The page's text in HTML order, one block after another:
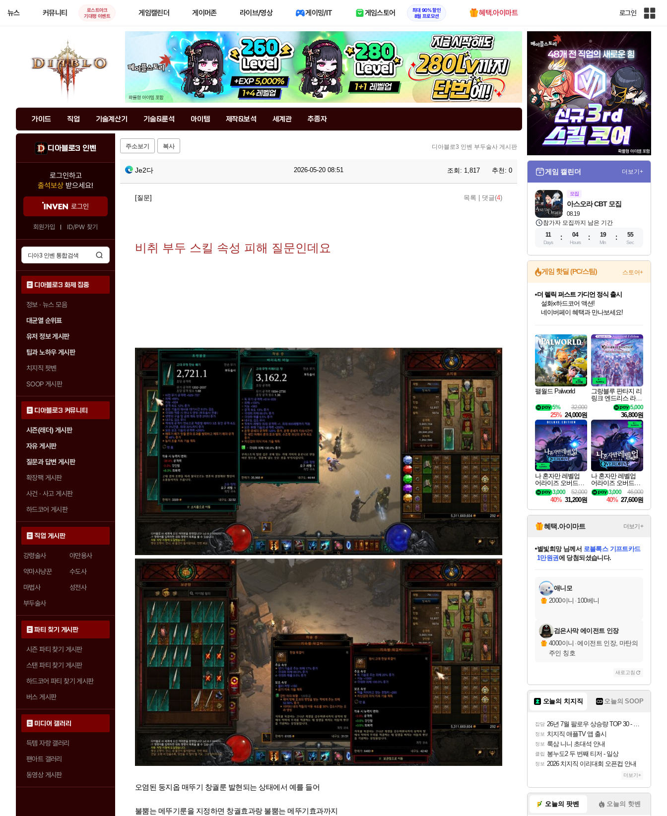
뉴스 커뮤니티
로스트아크
기대평 이벤트
게임캘린더 게이머존 라이브/영상 게이밍/IT 게임스토어
최대 90% 할인
8월 프로모션
혜택.아이마트 로그인
인
가이드 직업 기술계산기 기술&룬석 아이템 제작&보석 세계관 추종자
디아블로3 인벤
로그인하고
출석보상 받으세요!
로그인
회원가입 ID/PW 찾기
디아블로3 화제 집중
정보 · 뉴스 모음
대균열 순위표
유저 정보 게시판
팁과 노하우 게시판
치지직 팟벤
SOOP 게시판
디아블로3 커뮤니티
시즌(래더) 게시판
자유 게시판
질문과 답변 게시판
확장팩 게시판
사건 · 사고 게시판
하드코어 게시판
직업 게시판
강령술사
야만용사
악마사냥꾼
수도사
마법사
성전사
부두술사
파티 찾기 게시판
시즌 파티 찾기 게시판
스탠 파티 찾기 게시판
하드코어 파티 찾기 게시판
버스 게시판
미디어 갤러리
득템 자랑 갤러리
팬아트 갤러리
동영상 게시판
주소보기 복사 디아블로3 인벤 부두술사 게시판
Je2다 2026-05-20 08:51 조회: 1,817 추천: 0
[질문] 목록 댓글(4)
비취 부두 스킬 속성 피해 질문인데요
오염된 둥지옵 매뚜기 창궐룬 발현되는 상태에서 예를 들어
불뿜는 메뚜기룬을 지정하면 창궐효과랑 불뿜는 메뚜기효과까지
게임 캘린더 더보기+
모집
08.19
아스오라 CBT 모집
참가자 모집까지 남은 기간
11
Days
04
Hours
19
Min
53
Sec
게임 핫딜 (PC/스팀) 스토어+
최대 90% 할인가를 만나보세요!
네이버혜택과 함께 만나보세요!
50%할인&추가 적립까지!
네이버 포인트 혜택까지!
이니&베니 혜택까지!
네이버 혜택가와 함께 예약하세요!
할인&네이버혜택으로 만나보세요!
네이버페이 혜택과 만나보세요!
베데스다 40주년 기념 할인 중!
베데스다의 명작들을
40주년 프로모션으로 만나보세요!
할인가에 만나보세요!
일부 에디션 상시 할인!
혜택으로 예약 판매 중
편안하게 충전하세요
팰월드 Palworld
32,000
5%
25% 24,000원
그랑블루 판타지 리
링크 엔드리스 라그
나로크 업그레이드
킷 Granblue Fantasy
Relink Endless Ragn
arok Upgrade Kit DL
C
5,000
36,800원
나 혼자만 레벨업
어라이즈 오버드라
이브 디럭스 에디션
Solo Leveling Arise
Overdrive Deluxe Edi
tion
52,000
3,000
40% 31,200원
나 혼자만 레벨업
어라이즈 오버드라
이브 Solo Leveling A
rise
46,000
3,000
40% 27,600원
혜택.아이마트 더보기+
교환.
당첨되셨습니다.
당첨되셨습니다.
당첨되셨습니다.
별빛희망님께서 로블록스 기프트카드
1만원권에 당첨되셨습니다.
당첨되셨습니다.
당첨되셨습니다.
당첨되셨습니다.
당첨되셨습니다.
에디션 (스팀코드)
당첨되셨습니다.
애니모
2000이니 · 100베니
검은사막 에이전트 인장
4000이니 ·에이전트 인장, 마탄의
주인 칭호
새로고침
오늘의 치지직 오늘의 SOOP
잡담 26년 7월 팔로우 상승량 TOP 30 - 월간 치지직
정보 치지직 애플TV 앱 출시
정보 룩삼 니니 초대석 안내
클립 봉누도2 두 번째 티저 - 일상
정보 2026 치지직 이리대회 오픈컵 안내
더보기+
오늘의 팟벤 오늘의 핫벤